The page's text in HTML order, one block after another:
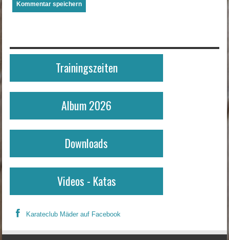
Trainingszeiten
Album 2026
Downloads
Videos - Katas
Karateclub Mäder auf Facebook